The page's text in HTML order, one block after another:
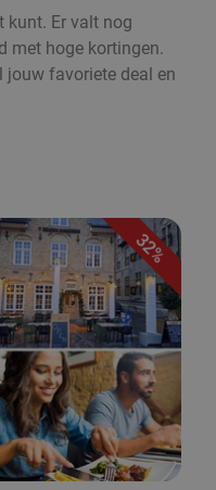
kunt. Er valt nog
met hoge kortingen.
jouw favoriete deal en
32%